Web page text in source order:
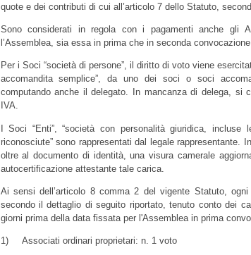
quote e dei contributi di cui all’articolo 7 dello Statuto,
Sono considerati in regola con i pagamenti anche gli
l’Assemblea, sia essa in prima che in seconda convocazione.
Per i Soci “società di persone”, il diritto di voto viene
accomandita semplice”, da uno dei soci o soci
computando anche il delegato. In mancanza di delega, si
IVA.
I Soci “Enti”, “società con personalità giuridica,
riconosciute” sono rappresentati dal legale rappresentante.
oltre al documento di identità, una visura camerale
autocertificazione attestante tale carica.
Ai sensi dell’articolo 8 comma 2 del vigente Statuto,
secondo il dettaglio di seguito riportato, tenuto conto dei
giorni prima della data fissata per l'Assemblea in prima
1) Associati ordinari proprietari: n. 1 voto